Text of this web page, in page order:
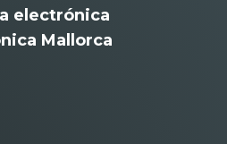
electrónica
Mallorca